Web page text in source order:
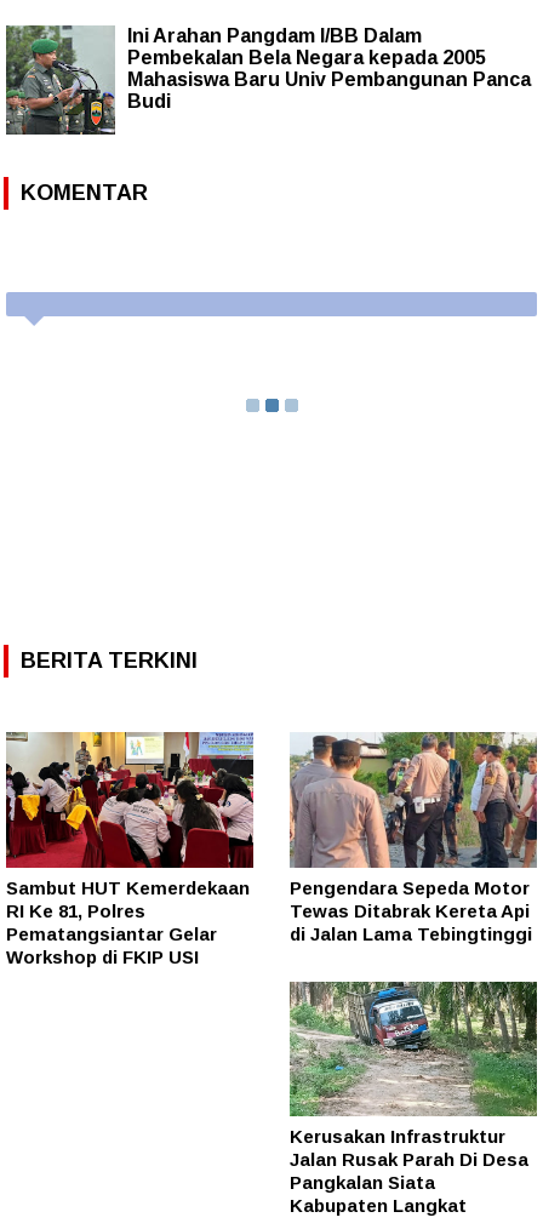
Ini Arahan Pangdam I/BB Dalam
Pembekalan Bela Negara kepada 2005
Mahasiswa Baru Univ Pembangunan Panca
Budi
KOMENTAR
BERITA TERKINI
Sambut HUT Kemerdekaan
RI Ke 81, Polres
Pematangsiantar Gelar
Workshop di FKIP USI
Pengendara Sepeda Motor
Tewas Ditabrak Kereta Api
di Jalan Lama Tebingtinggi
Kerusakan Infrastruktur
Jalan Rusak Parah Di Desa
Pangkalan Siata
Kabupaten Langkat